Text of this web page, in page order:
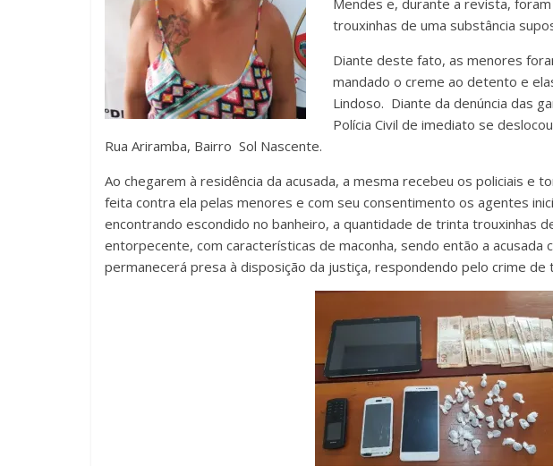
Mendes e, durante a revista,
trouxinhas de uma substância
Diante deste fato, as menores
mandado o creme ao detento e
Lindoso. Diante da denúncia das
Polícia Civil de imediato se
Rua Ariramba, Bairro Sol Nascente.
Ao chegarem à residência da acusada, a mesma recebeu os policiais e
feita contra ela pelas menores e com seu consentimento os agentes
encontrando escondido no banheiro, a quantidade de trinta trouxinhas
entorpecente, com características de maconha, sendo então a acusada
permanecerá presa à disposição da justiça, respondendo pelo crime